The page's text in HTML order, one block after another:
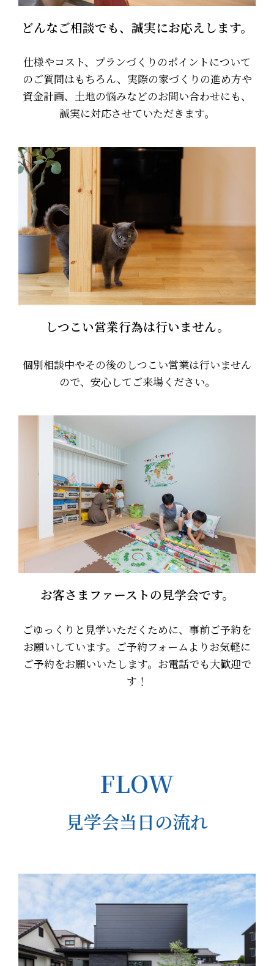
どんなご相談でも、誠実にお応えします。
仕様やコスト、プランづくりのポイントについて
のご質問はもちろん、実際の家づくりの進め方や
資金計画、土地の悩みなどのお問い合わせにも、
誠実に対応させていただきます。
しつこい営業行為は行いません。
個別相談中やその後のしつこい営業は行いません
ので、安心してご来場ください。
お客さまファーストの見学会です。
ごゆっくりと見学いただくために、事前ご予約を
お願いしています。ご予約フォームよりお気軽に
ご予約をお願いいたします。お電話でも大歓迎で
す！
FLOW
見学会当日の流れ